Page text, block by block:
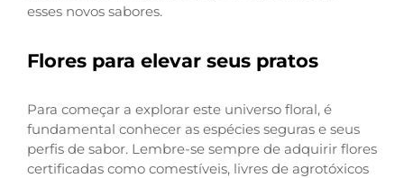
esses novos sabores.
Flores para elevar seus pratos
Para começar a explorar este universo floral, é
fundamental conhecer as espécies seguras e seus
perfis de sabor. Lembre-se sempre de adquirir flores
certificadas como comestíveis, livres de agrotóxicos